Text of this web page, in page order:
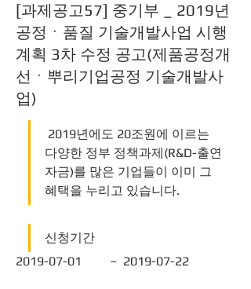
[과제공고57] 중기부 _ 2019년
공정ㆍ품질 기술개발사업 시행
계획 3차 수정 공고(제품공정개
선ㆍ뿌리기업공정 기술개발사
업)
다양한 정부 정책과제(R&D-출연
자금)를 많은 기업들이 이미 그
혜택을 누리고 있습니다.
신청기간
2019-07-01	~  2019-07-22